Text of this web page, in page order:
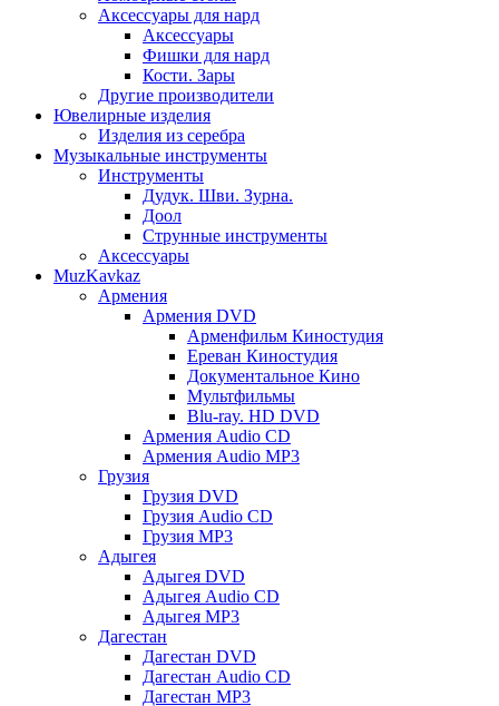
Аксессуары для нард
Аксессуары
Фишки для нард
Кости. Зары
Другие производители
Ювелирные изделия
Изделия из серебра
Музыкальные инструменты
Инструменты
Дудук. Шви. Зурна.
Доол
Струнные инструменты
Аксессуары
MuzKavkaz
Армения
Армения DVD
Арменфильм Киностудия
Ереван Киностудия
Документальное Кино
Мультфильмы
Blu-ray. HD DVD
Армения Audio CD
Армения Audio MP3
Грузия
Грузия DVD
Грузия Audio CD
Грузия MP3
Адыгея
Адыгея DVD
Адыгея Audio CD
Адыгея MP3
Дагестан
Дагестан DVD
Дагестан Audio CD
Дагестан MP3